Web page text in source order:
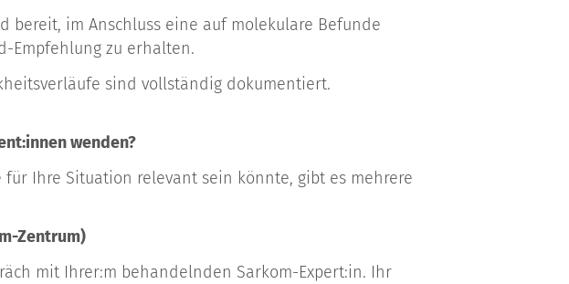
bereit, im Anschluss eine auf molekulare Befunde
Empfehlung zu erhalten.
sind vollständig dokumentiert.
wenden?
für Ihre Situation relevant sein könnte, gibt es mehrere
Zentrum)
mit Ihrer:m behandelnden Sarkom-Expert:in. Ihr